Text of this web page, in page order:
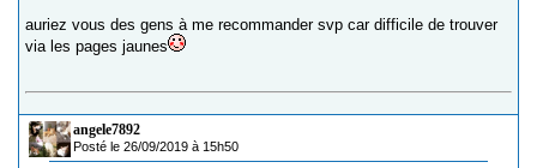
auriez vous des gens à me recommander svp car difficile de trouver
via les pages jaunes
angele7892
Posté le 26/09/2019 à 15h50